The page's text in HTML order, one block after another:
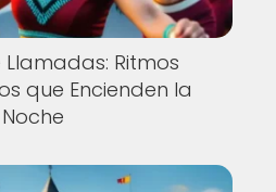
Llamadas: Ritmos
que Encienden la
Noche